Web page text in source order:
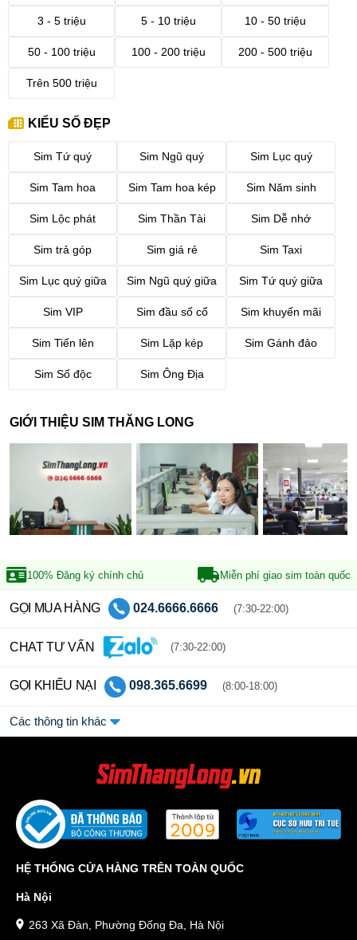
3 - 5 triệu 5 - 10 triệu 10 - 50 triệu
50 - 100 triệu 100 - 200 triệu 200 - 500 triệu
Trên 500 triệu
KIỂU SỐ ĐẸP
Sim Tứ quý Sim Ngũ quý Sim Lục quý
Sim Tam hoa Sim Tam hoa kép Sim Năm sinh
Sim Lộc phát Sim Thần Tài Sim Dễ nhớ
Sim trả góp Sim giá rẻ Sim Taxi
Sim Lục quý giữa Sim Ngũ quý giữa Sim Tứ quý giữa
Sim VIP Sim đầu số cổ Sim khuyến mãi
Sim Tiến lên Sim Lặp kép Sim Gánh đảo
Sim Số độc Sim Ông Địa
GIỚI THIỆU SIM THĂNG LONG
100% Đăng ký chính chủ Miễn phí giao sim toàn quốc
GỌI MUA HÀNG 024.6666.6666 (7:30-22:00)
CHAT TƯ VẤN (7:30-22:00)
GỌI KHIẾU NẠI 098.365.6699 (8:00-18:00)
Các thông tin khác
HỆ THỐNG CỬA HÀNG TRÊN TOÀN QUỐC
Hà Nội
263 Xã Đàn, Phường Đống Đa, Hà Nội